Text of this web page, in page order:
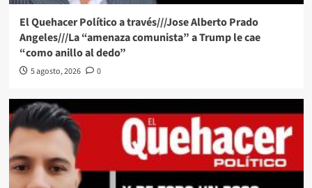
El Quehacer Político a través///Jose Alberto Prado
Angeles///La “amenaza comunista” a Trump le cae
“como anillo al dedo”
5 agosto, 2026 0